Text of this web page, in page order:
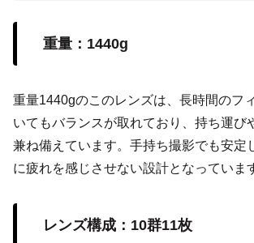
重量：1440g
重量1440gのこのレンズは、長時間のフ
いてもバランスが取れており、持ち運び
兼ね備えています。手持ち撮影でも安定
に疲れを感じさせない設計となっていま
レンズ構成：10群11枚